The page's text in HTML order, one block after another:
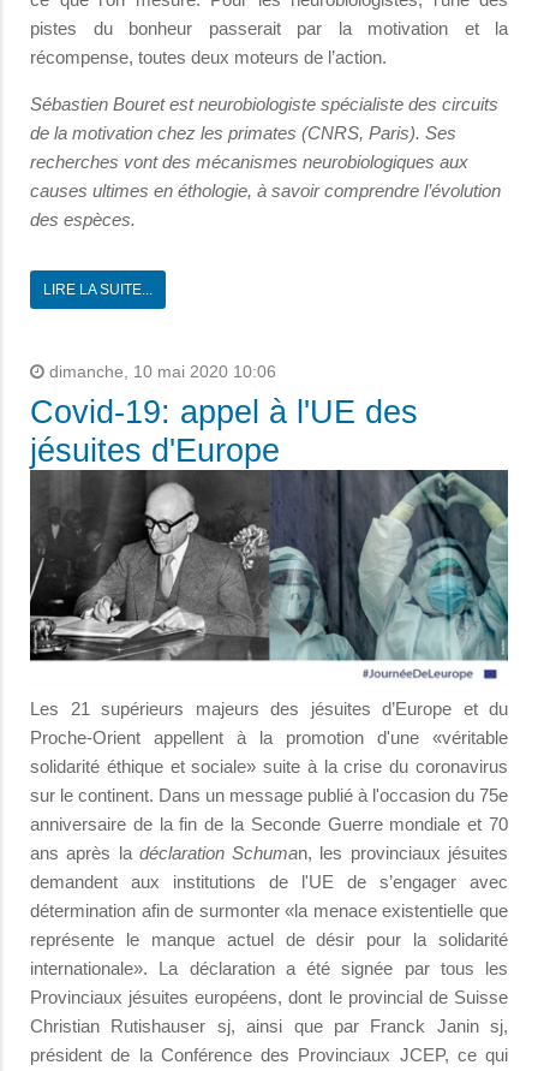
pistes du bonheur passerait par la motivation et la
récompense, toutes deux moteurs de l’action.
Sébastien Bouret est neurobiologiste spécialiste des circuits
de la motivation chez les primates (CNRS, Paris). Ses
recherches vont des mécanismes neurobiologiques aux
causes ultimes en éthologie, à savoir comprendre l’évolution
des espèces.
LIRE LA SUITE...
dimanche, 10 mai 2020 10:06
Covid-19: appel à l'UE des
jésuites d'Europe
Les 21 supérieurs majeurs des jésuites d’Europe et du
Proche-Orient appellent à la promotion d'une «véritable
solidarité éthique et sociale» suite à la crise du coronavirus
sur le continent. Dans un message publié à l'occasion du 75e
anniversaire de la fin de la Seconde Guerre mondiale et 70
ans après la déclaration Schuman, les provinciaux jésuites
demandent aux institutions de l'UE de s’engager avec
détermination afin de surmonter «la menace existentielle que
représente le manque actuel de désir pour la solidarité
internationale». La déclaration a été signée par tous les
Provinciaux jésuites européens, dont le provincial de Suisse
Christian Rutishauser sj, ainsi que par Franck Janin sj,
président de la Conférence des Provinciaux JCEP, ce qui